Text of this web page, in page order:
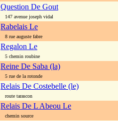
Question De Gout
147 avenue joseph vidal
Rabelais Le
8 rue auguste fabre
Regalon Le
5 chemin roubine
Reine De Saba (la)
5 rue de la rotonde
Relais De Costebelle (le)
route tarascon
Relais De L Abeou Le
chemin source